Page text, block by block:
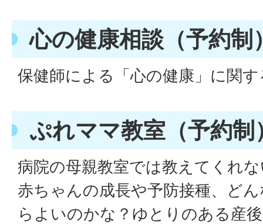
心の健康相談（予約制
保健師による「心の健康」に関
ぷれママ教室（予約制
病院の母親教室では教えてくれ
赤ちゃんの成長や予防接種、ど
らよいのかな？ゆとりのある産